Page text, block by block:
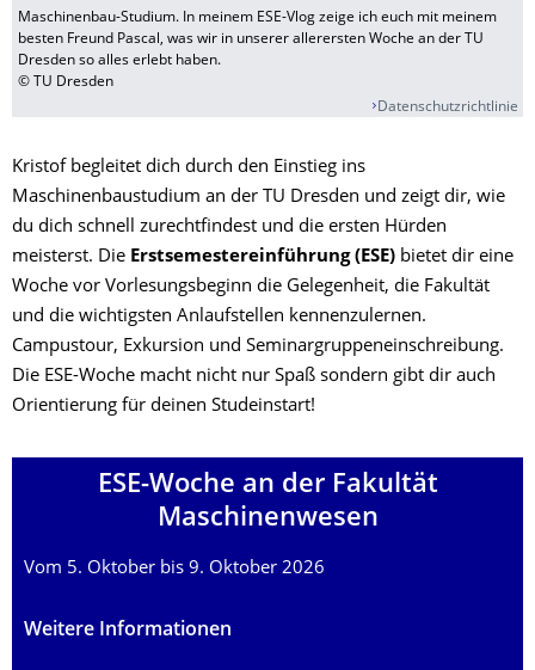
Maschinenbau-Studium. In meinem ESE-Vlog zeige ich euch mit meinem
besten Freund Pascal, was wir in unserer allerersten Woche an der TU
Dresden so alles erlebt haben.
© TU Dresden
Datenschutzrichtlinie
Kristof begleitet dich durch den Einstieg ins
Maschinenbaustudium an der TU Dresden und zeigt dir, wie
du dich schnell zurechtfindest und die ersten Hürden
meisterst. Die Erstsemestereinführung (ESE) bietet dir eine
Woche vor Vorlesungsbeginn die Gelegenheit, die Fakultät
und die wichtigsten Anlaufstellen kennenzulernen.
Campustour, Exkursion und Seminargruppeneinschreibung.
Die ESE-Woche macht nicht nur Spaß sondern gibt dir auch
Orientierung für deinen Studeinstart!
ESE-Woche an der Fakultät
Maschinenwesen
Vom 5. Oktober bis 9. Oktober 2026
Weitere Informationen